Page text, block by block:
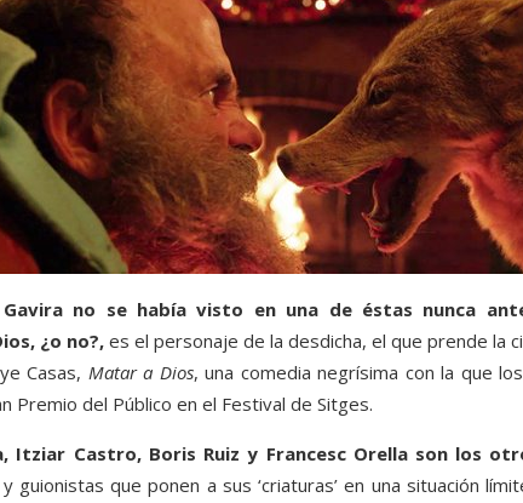
no se había visto en una de éstas nunca
¿o no?, es el personaje de la desdicha, el que prende la
Casas, Matar a Dios, una comedia negrísima con la que
Premio del Público en el Festival de Sitges.
Itziar Castro, Boris Ruiz y Francesc Orella son los
guionistas que ponen a sus ‘criaturas’ en una situación